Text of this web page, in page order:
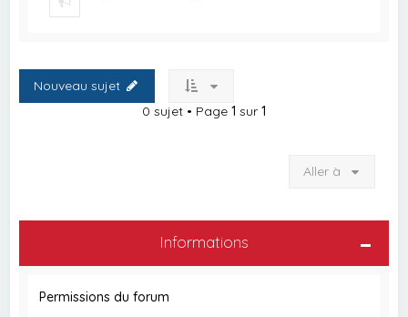
Nouveau sujet
0 sujet • Page 1 sur 1
Aller à
Informations
Permissions du forum